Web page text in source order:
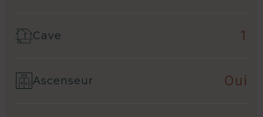
Cave 1
Ascenseur Oui